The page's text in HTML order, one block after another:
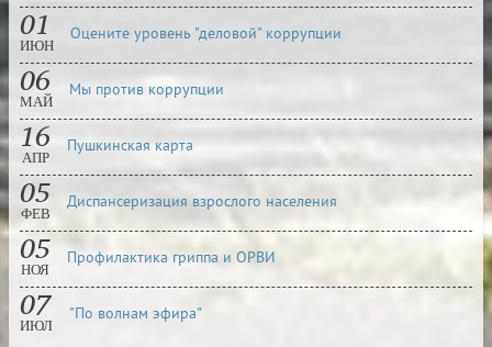
01
ИЮН Оцените уровень "деловой" коррупции
06
МАЙ Мы против коррупции
16
АПР Пушкинская карта
05
ФЕВ Диспансеризация взрослого населения
05
НОЯ Профилактика гриппа и ОРВИ
07
ИЮЛ "По волнам эфира"